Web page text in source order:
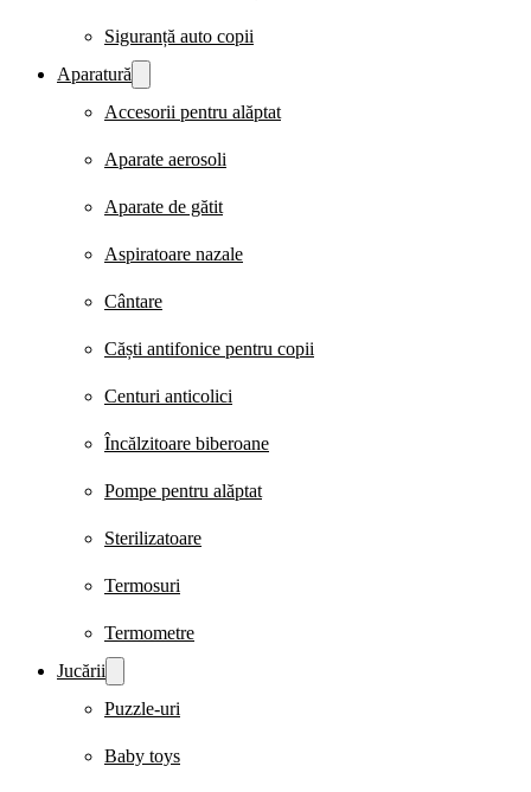
Siguranță auto copii
Aparatură
Accesorii pentru alăptat
Aparate aerosoli
Aparate de gătit
Aspiratoare nazale
Cântare
Căști antifonice pentru copii
Centuri anticolici
Încălzitoare biberoane
Pompe pentru alăptat
Sterilizatoare
Termosuri
Termometre
Jucării
Puzzle-uri
Baby toys